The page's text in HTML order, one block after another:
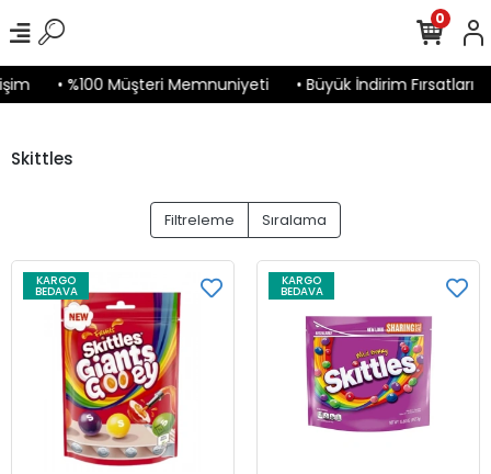
• %100 Müşteri Memnuniyeti • Büyük İndirim Fırsatları
0
Skittles
Filtreleme Sıralama
KARGO
BEDAVA
KARGO
BEDAVA